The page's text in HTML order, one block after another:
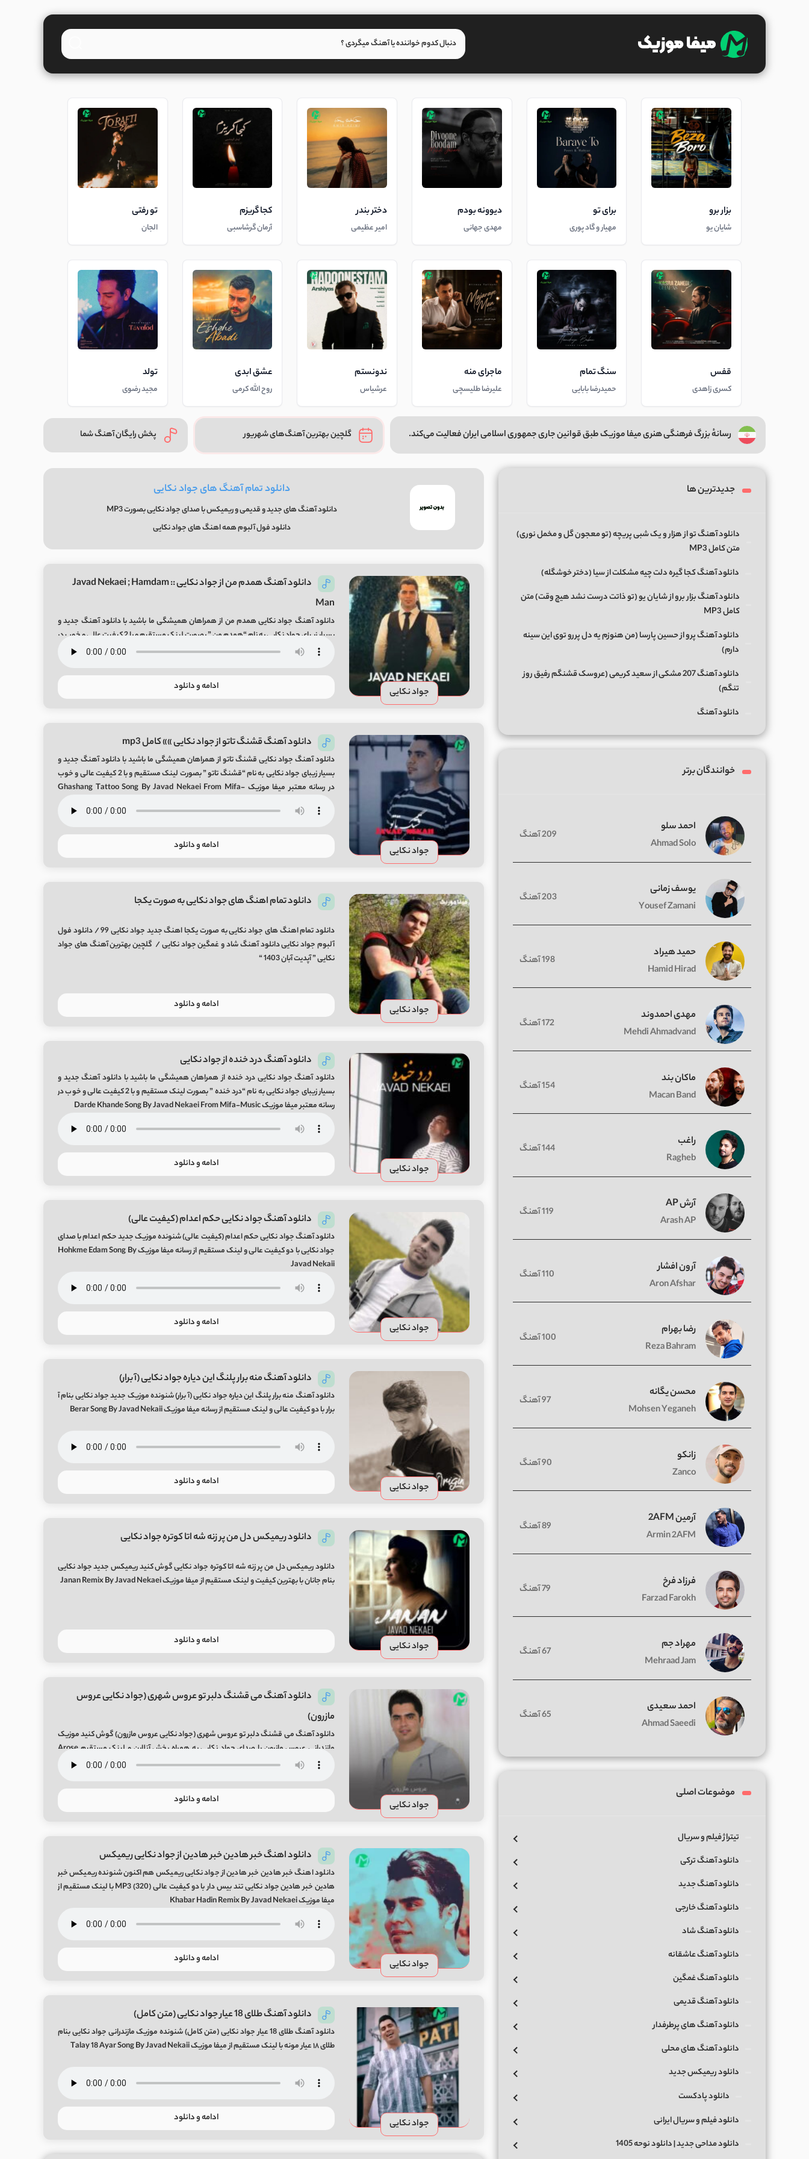
بزار برو
شایان یو
برای تو
مهیار و گاد پوری
دیوونه بودم
مهدی جهانی
دختر بندر
امیر عظیمی
کجا گریزم
آرمان گرشاسبی
تو رفتی
الجان
قفس
کسری زاهدی
سنگ تمام
حمیدرضا بابایی
ماجرای منه
علیرضا طلیسچی
ندونستم
عرشیاس
عشق ابدی
روح الله کرمی
تولد
مجید رضوی
رسانهٔ بزرگ فرهنگی هنری میفا موزیک طبق قوانین جاری جمهوری اسلامی ایران فعالیت می‌کند. گلچین بهترین آهنگ‌های شهریور پخش رایگان آهنگ شما
دانلود تمام آهنگ های جواد نکایی
دانلود آهنگ های جدید و قدیمی و ریمیکس با صدای جواد نکایی بصورت MP3
دانلود فول آلبوم همه اهنگ های جواد نکایی
جواد نکایی
دانلود آهنگ همدم من از جواد نکایی :: Javad Nekaei ; Hamdam
Man
دانلود آهنگ جواد نکایی همدم من از همراهان همیشگی ما باشید با دانلود آهنگ جدید و
بسیار زیبای جواد نکایی به نام “همدم من ” بصورت لینک مستقیم و با 2 کیفیت عالی و خوب در
رسانه معتبر میفا موزیک amdam Man Song By Javad Nekaei From Mifa-Music
ادامه و دانلود
جواد نکایی
دانلود آهنگ قشنگ تاتو از جواد نکایی »» کامل mp3
دانلود آهنگ جواد نکایی قشنگ تاتو از همراهان همیشگی ما باشید با دانلود آهنگ جدید و
بسیار زیبای جواد نکایی به نام “قشنگ تاتو ” بصورت لینک مستقیم و با 2 کیفیت عالی و خوب
در رسانه معتبر میفا موزیک Ghashang Tattoo Song By Javad Nekaei From Mifa-
ادامه و دانلود
جواد نکایی
دانلود تمام اهنگ های جواد نکایی به صورت یکجا
دانلود تمام اهنگ های جواد نکایی به صورت یکجا اهنگ جدید جواد نکایی 99 / دانلود فول
آلبوم جواد نکایی دانلود آهنگ شاد و غمگین جواد نکایی / گلچین بهترین آهنگ های جواد
نکایی ” آپدیت آبان 1403 “
ادامه و دانلود
جواد نکایی
دانلود آهنگ درد خنده از جواد نکایی
دانلود آهنگ جواد نکایی درد خنده از همراهان همیشگی ما باشید با دانلود آهنگ جدید و
بسیار زیبای جواد نکایی به نام “درد خنده ” بصورت لینک مستقیم و با 2 کیفیت عالی و خوب در
رسانه معتبر میفا موزیک Darde Khande Song By Javad Nekaei From Mifa-Music
ادامه و دانلود
جواد نکایی
دانلود آهنگ جواد نکایی حکم اعدام (کیفیت عالی)
دانلود آهنگ جواد نکایی حکم اعدام (کیفیت عالی) شنونده موزیک جدید حکم اعدام با صدای
جواد نکایی با دو کیفیت عالی و لینک مستقیم از رسانه میفا موزیک Hohkme Edam Song By
Javad Nekaii
ادامه و دانلود
جواد نکایی
دانلود آهنگ منه برار پلنگ این دیاره جواد نکایی (آ برار)
دانلود آهنگ منه برار پلنگ این دیاره جواد نکایی (آ برار) شنونده موزیک جدید جواد نکایی بنام آ
برار با دو کیفیت عالی و لینک مستقیم از رسانه میفا موزیک Berar Song By Javad Nekaii
ادامه و دانلود
جواد نکایی
دانلود ریمیکس دل من پر زنه شه اتا کوتره جواد نکایی
دانلود ریمیکس دل من پر زنه شه اتا کوتره جواد نکایی گوش کنید ریمیکس جدید جواد نکایی
بنام جانان با بهترین کیفیت و لینک مستقیم از میفا موزیک Janan Remix By Javad Nekaei
ادامه و دانلود
جواد نکایی
دانلود آهنگ می قشنگ دلبر تو عروس شهری (جواد نکایی عروس
مازرون)
دانلود آهنگ می قشنگ دلبر تو عروس شهری (جواد نکایی عروس مازرون) گوش کنید موزیک
مازندرانی عروس مازرون با صدای جواد نکایی به همراه پخش آنلاین و لینک مستقیم Arose
Mazeroon Song By Javad Nekaei
ادامه و دانلود
جواد نکایی
دانلود اهنگ خبر هادین خبر هادین از جواد نکایی ریمیکس
دانلود اهنگ خبر هادین خبر هادین از جواد نکایی ریمیکس هم اکنون شنونده ریمیکس خبر
هادین خبر هادین جواد نکایی تند بیس دار با دو کیفیت عالی MP3 (320) با لینک مستقیم از
میفا موزیک Khabar Hadin Remix By Javad Nekaei
ادامه و دانلود
جواد نکایی
دانلود آهنگ طلای 18 عیار جواد نکایی (متن کامل)
دانلود آهنگ طلای 18 عیار جواد نکایی (متن کامل) شنونده موزیک مازندرانی جواد نکایی بنام
طلای ۱۸ عیار مونه با لینک مستقیم از میفا موزیک Talay 18 Ayar Song By Javad Nekaii
ادامه و دانلود
جدیدترین ها
دانلود آهنگ تو از هزار و یک شبی پریچه (تو معجون گل و مخمل نوری)
متن کامل MP3
دانلود آهنگ کجا گیره دلت چیه مشکلت از سیا (دختر خوشگله)
دانلود آهنگ بزار برو از شایان یو (تو ذاتت درست نشد هیچ وقت) متن
کامل MP3
دانلود آهنگ پرو از حسین پارسا (من هنوزم یه دل پررو توی این سینه
دارم)
دانلود آهنگ 207 مشکی از سعید کریمی (عروسک قشنگم رفیق روز
تنگم)
دانلود آهنگ
خوانندگان برتر
احمد سلو
Ahmad Solo
209 آهنگ
یوسف زمانی
Yousef Zamani
203 آهنگ
حمید هیراد
Hamid Hirad
198 آهنگ
مهدی احمدوند
Mehdi Ahmadvand
172 آهنگ
ماکان بند
Macan Band
154 آهنگ
راغب
Ragheb
144 آهنگ
آرش AP
Arash AP
119 آهنگ
آرون افشار
Aron Afshar
110 آهنگ
رضا بهرام
Reza Bahram
100 آهنگ
محسن یگانه
Mohsen Yeganeh
97 آهنگ
زانکو
Zanco
90 آهنگ
آرمین 2AFM
Armin 2AFM
89 آهنگ
فرزاد فرخ
Farzad Farokh
79 آهنگ
مهراد جم
Mehraad Jam
67 آهنگ
احمد سعیدی
Ahmad Saeedi
65 آهنگ
موضوعات اصلی
تیتراژ فیلم و سریال
دانلود آهنگ ترکی
دانلود آهنگ جدید
دانلود آهنگ خارجی
دانلود آهنگ شاد
دانلود آهنگ عاشقانه
دانلود آهنگ غمگین
دانلود آهنگ قدیمی
دانلود آهنگ های پرطرفدار
دانلود آهنگ های محلی
دانلود ریمیکس جدید
دانلود پادکست
دانلود فیلم و سریال ایرانی
دانلود مداحی جدید | دانلود نوحه 1405